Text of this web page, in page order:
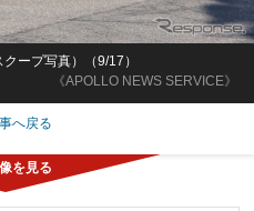
《APOLLO NEWS SERVICE》
ープ写真）（9/17）
へ戻る